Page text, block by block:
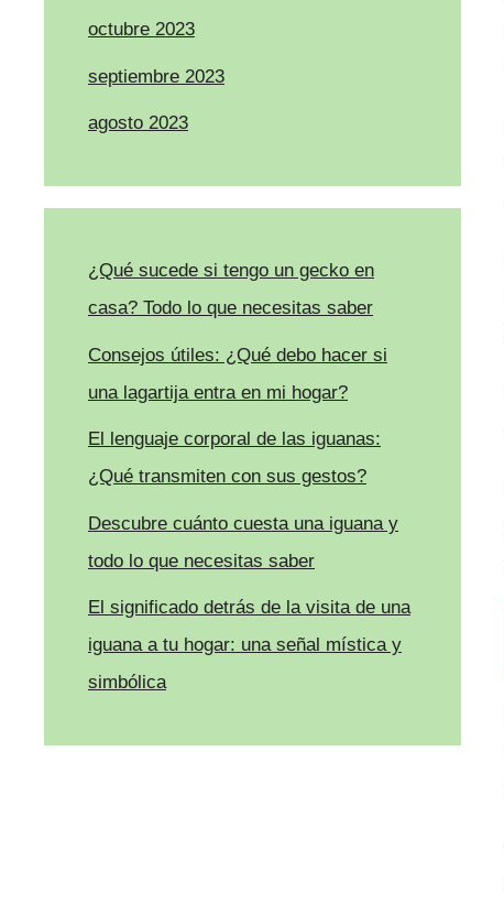
octubre 2023
septiembre 2023
agosto 2023
¿Qué sucede si tengo un gecko en
casa? Todo lo que necesitas saber
Consejos útiles: ¿Qué debo hacer si
una lagartija entra en mi hogar?
El lenguaje corporal de las iguanas:
¿Qué transmiten con sus gestos?
Descubre cuánto cuesta una iguana y
todo lo que necesitas saber
El significado detrás de la visita de una
iguana a tu hogar: una señal mística y
simbólica